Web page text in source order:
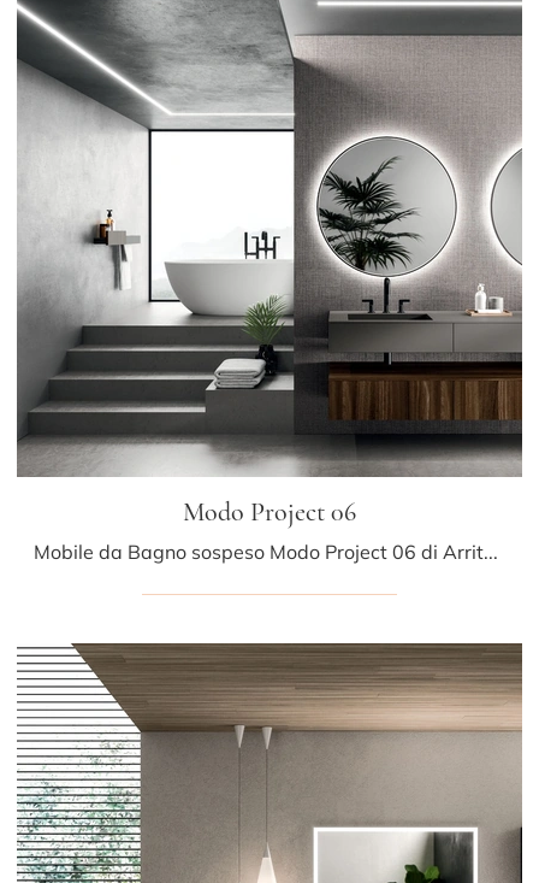
Modo Project 06
Mobile da Bagno sospeso Modo Project 06 di Arrital: clicca e ottieni informazioni su mobili bagno sospesi in legno e elementi accessori della firma.